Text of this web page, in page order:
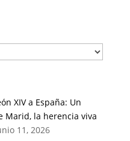
XIV a España: Un
Marid, la herencia viva
11, 2026